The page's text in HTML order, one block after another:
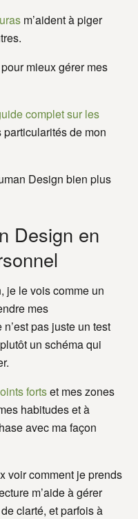
m’aident à piger
mieux gérer mes
complet sur les
de mon
Design bien plus
Design en
je le vois comme un
mes
pas juste un test
un schéma qui
fortset mes zones
habitudes et à
avec ma façon
voir comment je prends
m’aide à gérer
clarté, et parfois à